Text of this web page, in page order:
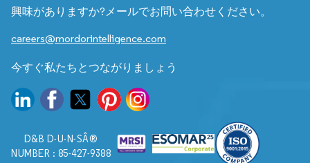
興味がありますか?メールでお問い合わせください。
careers@mordorintelligence.com
今すぐ私たちとつながりましょう
D&B D-U-N-SÂ®
NUMBER : 85-427-9388